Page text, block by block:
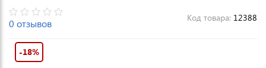
0 отзывов Код товара: 12388
-18%